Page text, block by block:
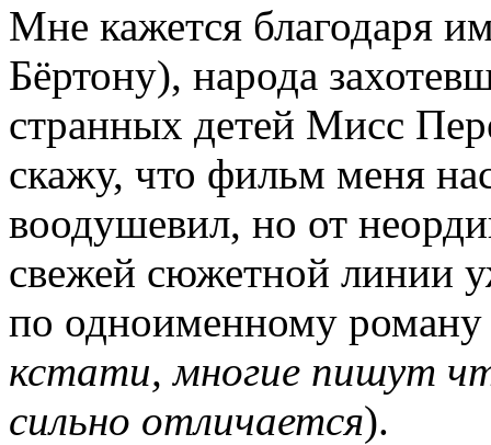
Мне кажется благодаря
Бёртону), народа
странных детей Мисс
скажу, что фильм меня
воодушевил, но от
свежей сюжетной линии
по одноименному роману
кстати, многие пишут
сильно отличается).